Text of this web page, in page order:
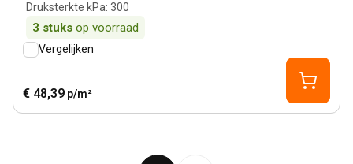
Druksterkte kPa: 300
3 stuks op voorraad
Vergelijken
€ 48,39 p/m²